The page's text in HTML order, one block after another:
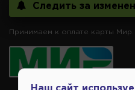
Следить за
Принимаем к оплате карты Мир.
Наш сайт